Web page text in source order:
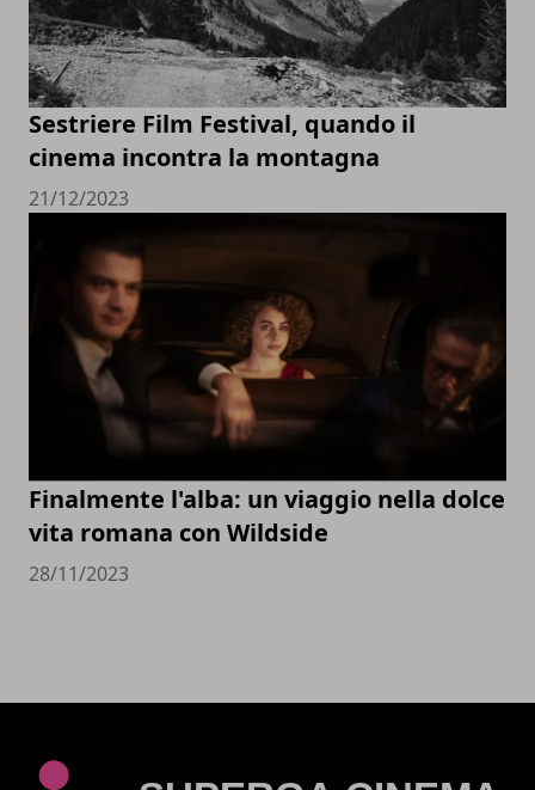
Sestriere Film Festival, quando il
cinema incontra la montagna
21/12/2023
Finalmente l'alba: un viaggio nella dolce
vita romana con Wildside
28/11/2023